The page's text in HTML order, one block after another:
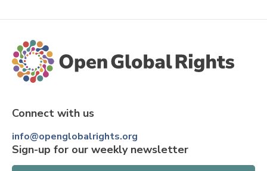
Connect with us
info@openglobalrights.org
Sign-up for our weekly newsletter